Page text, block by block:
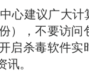
心建议广大
），不要访
启杀毒软件
。